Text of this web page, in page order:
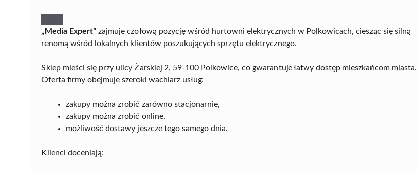
„Media Expert” zajmuje czołową pozycję wśród hurtowni elektrycznych w Polkowicach, ciesząc się silną
renomą wśród lokalnych klientów poszukujących sprzętu elektrycznego.
Sklep mieści się przy ulicy Żarskiej 2, 59-100 Polkowice, co gwarantuje łatwy dostęp mieszkańcom miasta.
Oferta firmy obejmuje szeroki wachlarz usług:
zakupy można zrobić zarówno stacjonarnie,
zakupy można zrobić online,
możliwość dostawy jeszcze tego samego dnia.
Klienci doceniają: